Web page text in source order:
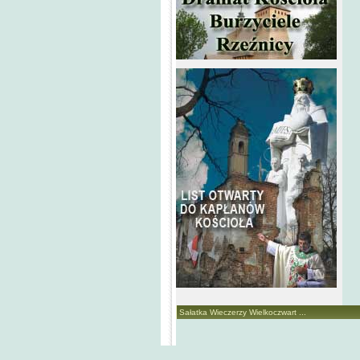
Sałatka Wieczerzy Wielkoczwart ...